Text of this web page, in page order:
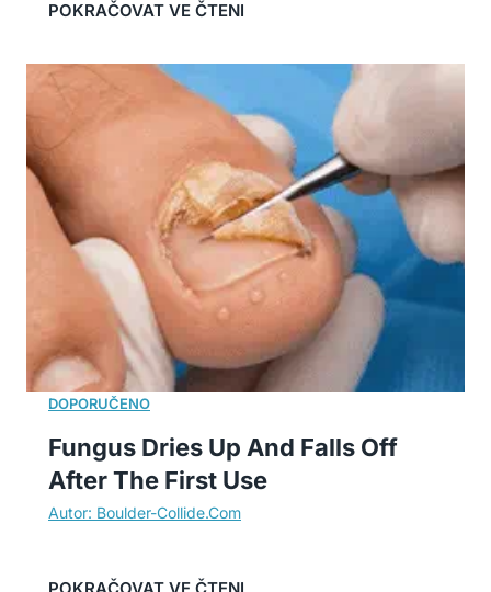
Fungus Dries Up And Falls Off
After The First Use